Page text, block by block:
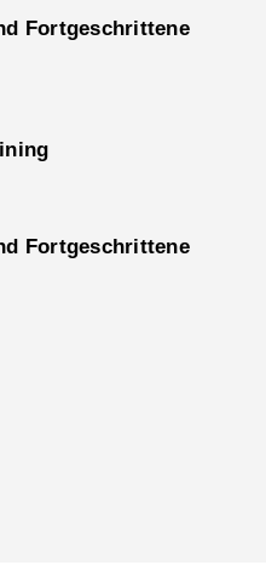
Fortgeschrittene
Fortgeschrittene